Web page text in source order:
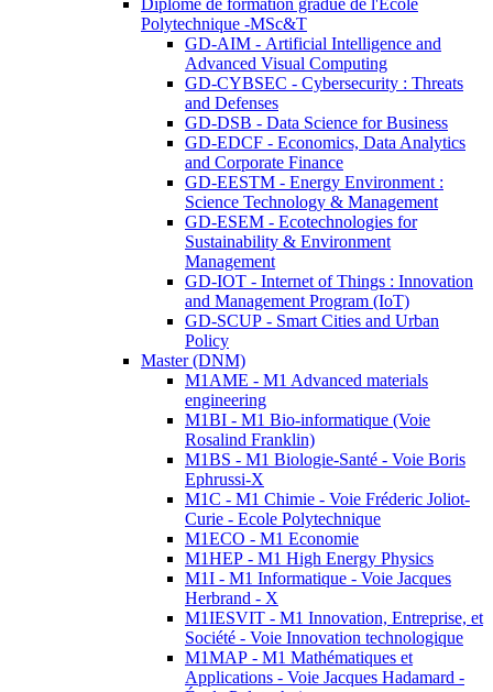
Diplôme de formation gradué de l'Ecole
Polytechnique -MSc&T
GD-AIM - Artificial Intelligence and
Advanced Visual Computing
GD-CYBSEC - Cybersecurity : Threats
and Defenses
GD-DSB - Data Science for Business
GD-EDCF - Economics, Data Analytics
and Corporate Finance
GD-EESTM - Energy Environment :
Science Technology & Management
GD-ESEM - Ecotechnologies for
Sustainability & Environment
Management
GD-IOT - Internet of Things : Innovation
and Management Program (IoT)
GD-SCUP - Smart Cities and Urban
Policy
Master (DNM)
M1AME - M1 Advanced materials
engineering
M1BI - M1 Bio-informatique (Voie
Rosalind Franklin)
M1BS - M1 Biologie-Santé - Voie Boris
Ephrussi-X
M1C - M1 Chimie - Voie Fréderic Joliot-
Curie - Ecole Polytechnique
M1ECO - M1 Economie
M1HEP - M1 High Energy Physics
M1I - M1 Informatique - Voie Jacques
Herbrand - X
M1IESVIT - M1 Innovation, Entreprise, et
Société - Voie Innovation technologique
M1MAP - M1 Mathématiques et
Applications - Voie Jacques Hadamard -